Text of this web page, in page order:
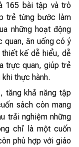
165 bài tập và trò
trẻ từng bước làm
những hoạt động
quan, ăn uống có ý
kế dễ hiểu, dễ
trực quan, giúp trẻ
thực hành.
tăng khả năng tập
sách còn mang
trải nghiệm những
chỉ là một cuốn
phù hợp với giáo